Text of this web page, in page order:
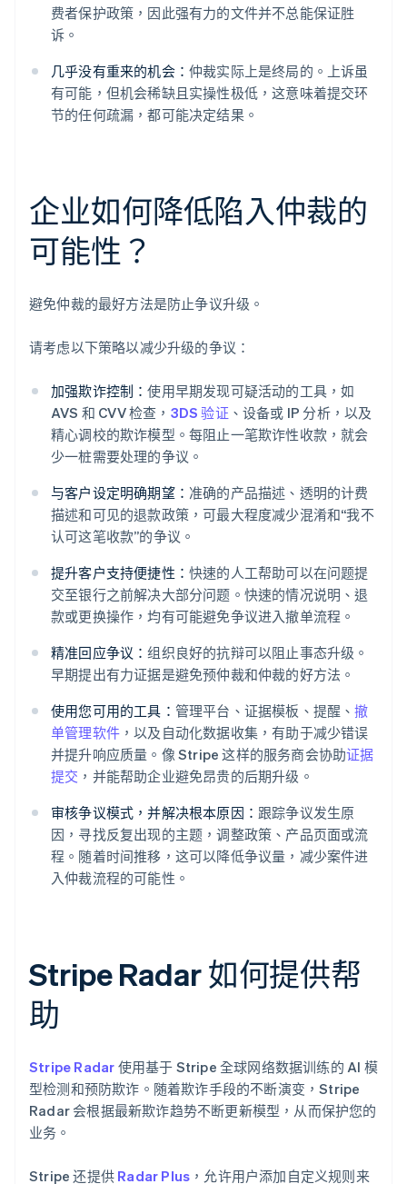
费者保护政策，因此强有力的文件并不总能保证胜
诉。
几乎没有重来的机会： 仲裁实际上是终局的。上诉虽
有可能，但机会稀缺且实操性极低，这意味着提交环
节的任何疏漏，都可能决定结果。
企业如何降低陷入仲裁的
可能性？
避免仲裁的最好方法是防止争议升级。
请考虑以下策略以减少升级的争议：
加强欺诈控制：使用早期发现可疑活动的工具，如
AVS 和 CVV 检查， 3DS 验证 、设备或 IP 分析，以及
精心调校的欺诈模型。每阻止一笔欺诈性收款，就会
少一桩需要处理的争议。
与客户设定明确期望： 准确的产品描述、透明的计费
描述和可见的退款政策，可最大程度减少混淆和“我不
认可这笔收款”的争议。
提升客户支持便捷性： 快速的人工帮助可以在问题提
交至银行之前解决大部分问题。快速的情况说明、退
款或更换操作，均有可能避免争议进入撤单流程。
精准回应争议：组织良好的抗辩可以阻止事态升级。
早期提出有力证据是避免预仲裁和仲裁的好方法。
使用您可用的工具： 管理平台、证据模板、提醒、撤
单管理软件 ，以及自动化数据收集，有助于减少错误
并提升响应质量。像 Stripe 这样的服务商会协助证据
提交 ，并能帮助企业避免昂贵的后期升级。
审核争议模式，并解决根本原因： 跟踪争议发生原
因，寻找反复出现的主题，调整政策、产品页面或流
程。随着时间推移，这可以降低争议量，减少案件进
入仲裁流程的可能性。
Stripe Radar 如何提供帮
助
Stripe Radar 使用基于 Stripe 全球网络数据训练的 AI 模
型检测和预防欺诈。随着欺诈手段的不断演变，Stripe
Radar 会根据最新欺诈趋势不断更新模型，从而保护您的
业务。
Stripe 还提供 Radar Plus ，允许用户添加自定义规则来